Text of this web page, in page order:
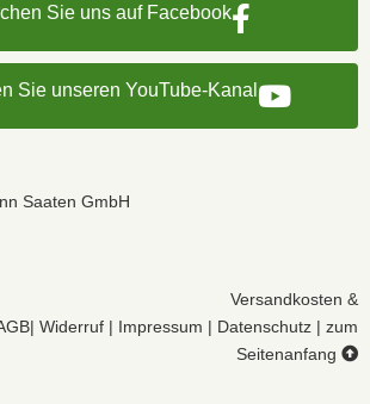
Sie uns auf Facebook
Sie unseren YouTube-Kanal
Saaten GmbH
Versandkosten &
| Widerruf | Impressum | Datenschutz | zum
Seitenanfang